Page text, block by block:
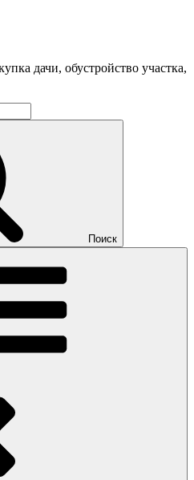
дачи, обустройство участка,
Поиск